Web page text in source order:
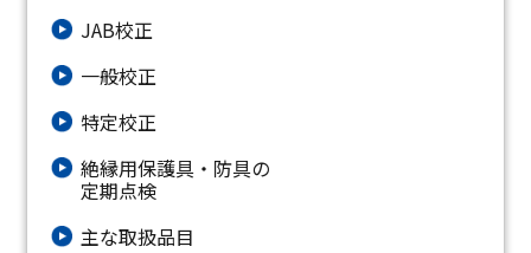
JAB校正
一般校正
特定校正
絶縁⽤保護具・防具の
定期点検
主な取扱品目